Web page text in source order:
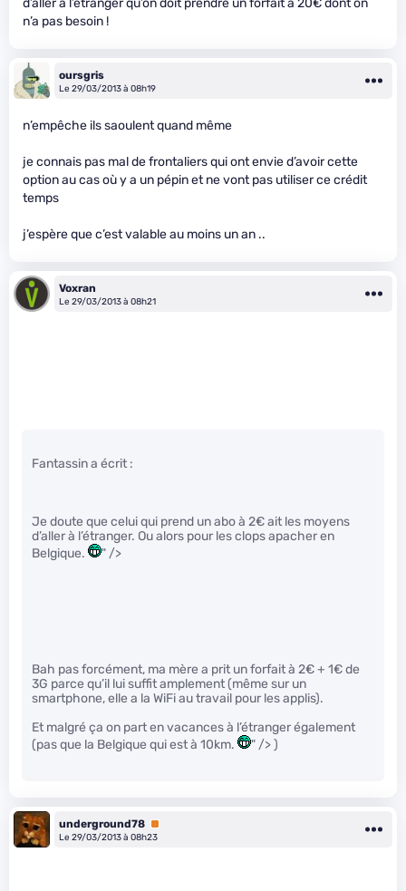
d’aller à l’étranger qu’on doit prendre un forfait à 20€ dont on
n’a pas besoin !
oursgris
Le 29/03/2013 à 08h19
n’empêche ils saoulent quand même
je connais pas mal de frontaliers qui ont envie d’avoir cette
option au cas où y a un pépin et ne vont pas utiliser ce crédit
temps
j’espère que c’est valable au moins un an ..
Voxran
Le 29/03/2013 à 08h21
Fantassin a écrit :
Je doute que celui qui prend un abo à 2€ ait les moyens
d’aller à l’étranger. Ou alors pour les clops apacher en
Belgique.
" />
Bah pas forcément, ma mère a prit un forfait à 2€ + 1€ de
3G parce qu’il lui suffit amplement (même sur un
smartphone, elle a la WiFi au travail pour les applis).
Et malgré ça on part en vacances à l’étranger également
(pas que la Belgique qui est à 10km.
" /> )
underground78 Premium
Le 29/03/2013 à 08h23